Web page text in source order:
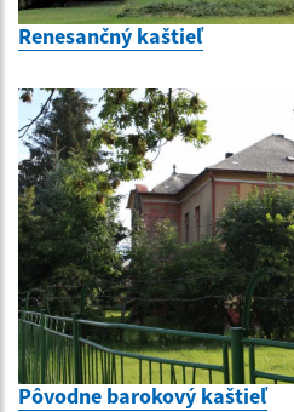
Renesančný kaštieľ
Pôvodne barokový kaštieľ